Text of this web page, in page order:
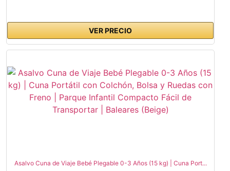
VER PRECIO
Asalvo Cuna de Viaje Bebé Plegable 0-3 Años (15 kg) | Cuna Port...